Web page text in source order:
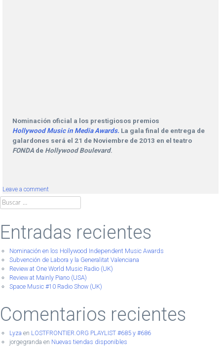
Nominación oficial a los prestigiosos premios
Hollywood Music in Media Awards. La gala final de entrega de
galardones será el 21 de Noviembre de 2013 en el teatro
FONDA de Hollywood Boulevard.
Leave a comment
Buscar:
Entradas recientes
Nominación en los Hollywood Independent Music Awards
Subvención de Labora y la Generalitat Valenciana
Review at One World Music Radio (UK)
Review at Mainly Piano (USA)
Space Music #10 Radio Show (UK)
Comentarios recientes
Lyza en LOSTFRONTIER.ORG PLAYLIST #685 y #686
jorgegranda en Nuevas tiendas disponibles